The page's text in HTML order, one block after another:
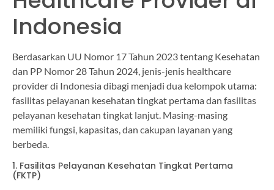
Indonesia
Berdasarkan UU Nomor 17 Tahun 2023 tentang Kesehatan
dan PP Nomor 28 Tahun 2024, jenis-jenis healthcare
provider di Indonesia dibagi menjadi dua kelompok utama:
fasilitas pelayanan kesehatan tingkat pertama dan fasilitas
pelayanan kesehatan tingkat lanjut. Masing-masing
memiliki fungsi, kapasitas, dan cakupan layanan yang
berbeda.
1. Fasilitas Pelayanan Kesehatan Tingkat Pertama
(FKTP)